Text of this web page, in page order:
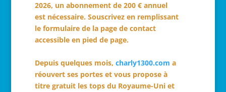
2026, un abonnement de 200 € annuel
est nécessaire. Souscrivez en remplissant
le formulaire de la page de contact
accessible en pied de page.
Depuis quelques mois, charly1300.com a
réouvert ses portes et vous propose à
titre gratuit les tops du Royaume-Uni et